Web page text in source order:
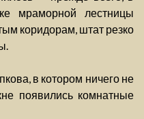
мраморной лестницы
коридорам, штат резко
в котором ничего не
появились комнатные